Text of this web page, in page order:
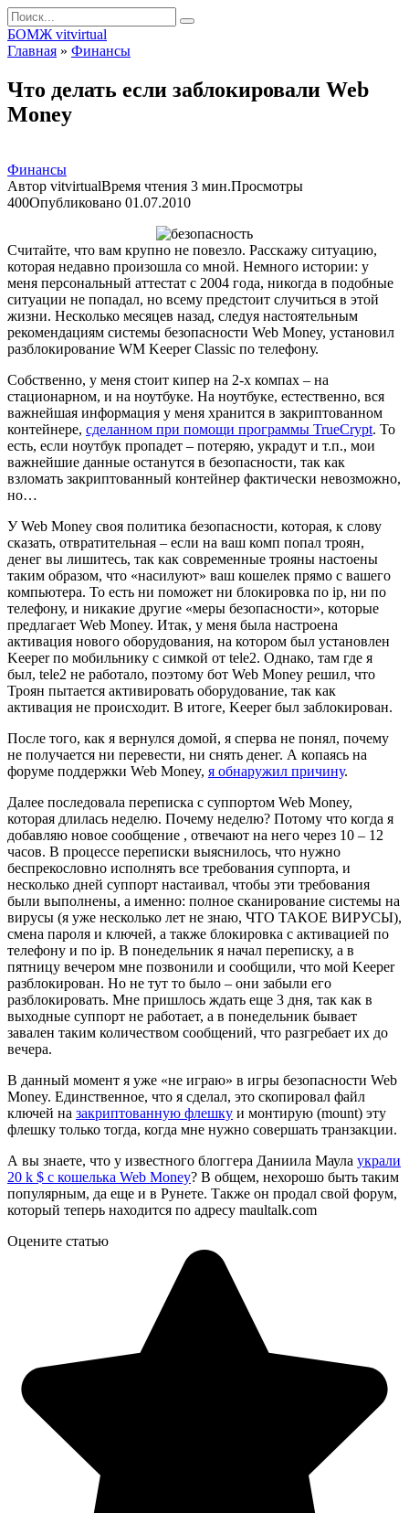
Перейти
к
контенту
Search
for:
БОМЖ vitvirtual
Главная » Финансы
Что делать если заблокировали Web
Money
Финансы
Автор vitvirtualВремя чтения 3 мин.Просмотры
400Опубликовано 01.07.2010
Считайте, что вам крупно не повезло. Расскажу ситуацию,
которая недавно произошла со мной. Немного истории: у
меня персональный аттестат с 2004 года, никогда в подобные
ситуации не попадал, но всему предстоит случиться в этой
жизни. Несколько месяцев назад, следуя настоятельным
рекомендациям системы безопасности Web Money, установил
разблокирование WM Keeper Classic по телефону.
Собственно, у меня стоит кипер на 2-х компах – на
стационарном, и на ноутбуке. На ноутбуке, естественно, вся
важнейшая информация у меня хранится в закриптованном
контейнере, сделанном при помощи программы TrueCrypt. То
есть, если ноутбук пропадет – потеряю, украдут и т.п., мои
важнейшие данные останутся в безопасности, так как
взломать закриптованный контейнер фактически невозможно,
но…
У Web Money своя политика безопасности, которая, к слову
сказать, отвратительная – если на ваш комп попал троян,
денег вы лишитесь, так как современные трояны настоены
таким образом, что «насилуют» ваш кошелек прямо с вашего
компьютера. То есть ни поможет ни блокировка по ip, ни по
телефону, и никакие другие «меры безопасности», которые
предлагает Web Money. Итак, у меня была настроена
активация нового оборудования, на котором был установлен
Keeper по мобильнику с симкой от tele2. Однако, там где я
был, tele2 не работало, поэтому бот Web Money решил, что
Троян пытается активировать оборудование, так как
активация не происходит. В итоге, Keeper был заблокирован.
После того, как я вернулся домой, я сперва не понял, почему
не получается ни перевести, ни снять денег. А копаясь на
форуме поддержки Web Money, я обнаружил причину.
Далее последовала переписка с суппортом Web Money,
которая длилась неделю. Почему неделю? Потому что когда я
добавляю новое сообщение , отвечают на него через 10 – 12
часов. В процессе переписки выяснилось, что нужно
беспрекословно исполнять все требования суппорта, и
несколько дней суппорт настаивал, чтобы эти требования
были выполнены, а именно: полное сканирование системы на
вирусы (я уже несколько лет не знаю, ЧТО ТАКОЕ ВИРУСЫ),
смена пароля и ключей, а также блокировка с активацией по
телефону и по ip. В понедельник я начал переписку, а в
пятницу вечером мне позвонили и сообщили, что мой Keeper
разблокирован. Но не тут то было – они забыли его
разблокировать. Мне пришлось ждать еще 3 дня, так как в
выходные суппорт не работает, а в понедельник бывает
завален таким количеством сообщений, что разгребает их до
вечера.
В данный момент я уже «не играю» в игры безопасности Web
Money. Единственное, что я сделал, это скопировал файл
ключей на закриптованную флешку и монтирую (mount) эту
флешку только тогда, когда мне нужно совершать транзакции.
А вы знаете, что у известного блоггера Даниила Маула украли
20 k $ с кошелька Web Money? В общем, нехорошо быть таким
популярным, да еще и в Рунете. Также он продал свой форум,
который теперь находится по адресу maultalk.com
Оцените статью